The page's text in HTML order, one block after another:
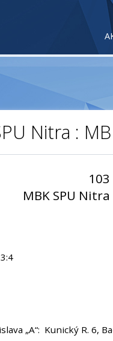
Nitra :
103
MBK SPU Nitra
„A“: Kunický R. 6,